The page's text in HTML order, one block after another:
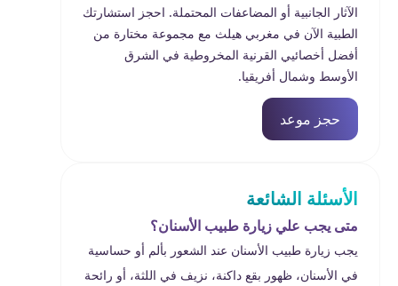
الآثار الجانبية أو المضاعفات المحتملة. احجز استشارتك
الطبية الآن في مغربي هيلث مع مجموعة مختارة من
أفضل أخصائيي القرنية المخروطية في الشرق
الأوسط وشمال أفريقيا.
حجز موعد
الأسئلة الشائعة
متى يجب علي زيارة طبيب الأسنان؟
يجب زيارة طبيب الأسنان عند الشعور بألم أو حساسية
في الأسنان، ظهور بقع داكنة، نزيف في اللثة، أو رائحة